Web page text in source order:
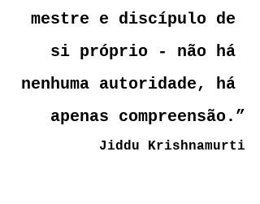
mestre e discípulo de
si próprio - não há
nenhuma autoridade, há
apenas compreensão.”
Jiddu Krishnamurti